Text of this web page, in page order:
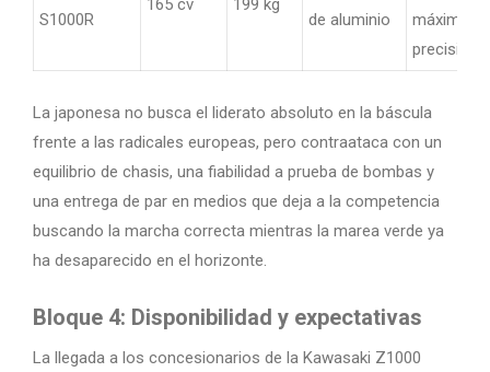
S1000R
165 cv 199 kg
de aluminio
máxima
precisión
La japonesa no busca el liderato absoluto en la báscula
frente a las radicales europeas, pero contraataca con un
equilibrio de chasis, una fiabilidad a prueba de bombas y
una entrega de par en medios que deja a la competencia
buscando la marcha correcta mientras la marea verde ya
ha desaparecido en el horizonte.
Bloque 4: Disponibilidad y expectativas
La llegada a los concesionarios de la Kawasaki Z1000